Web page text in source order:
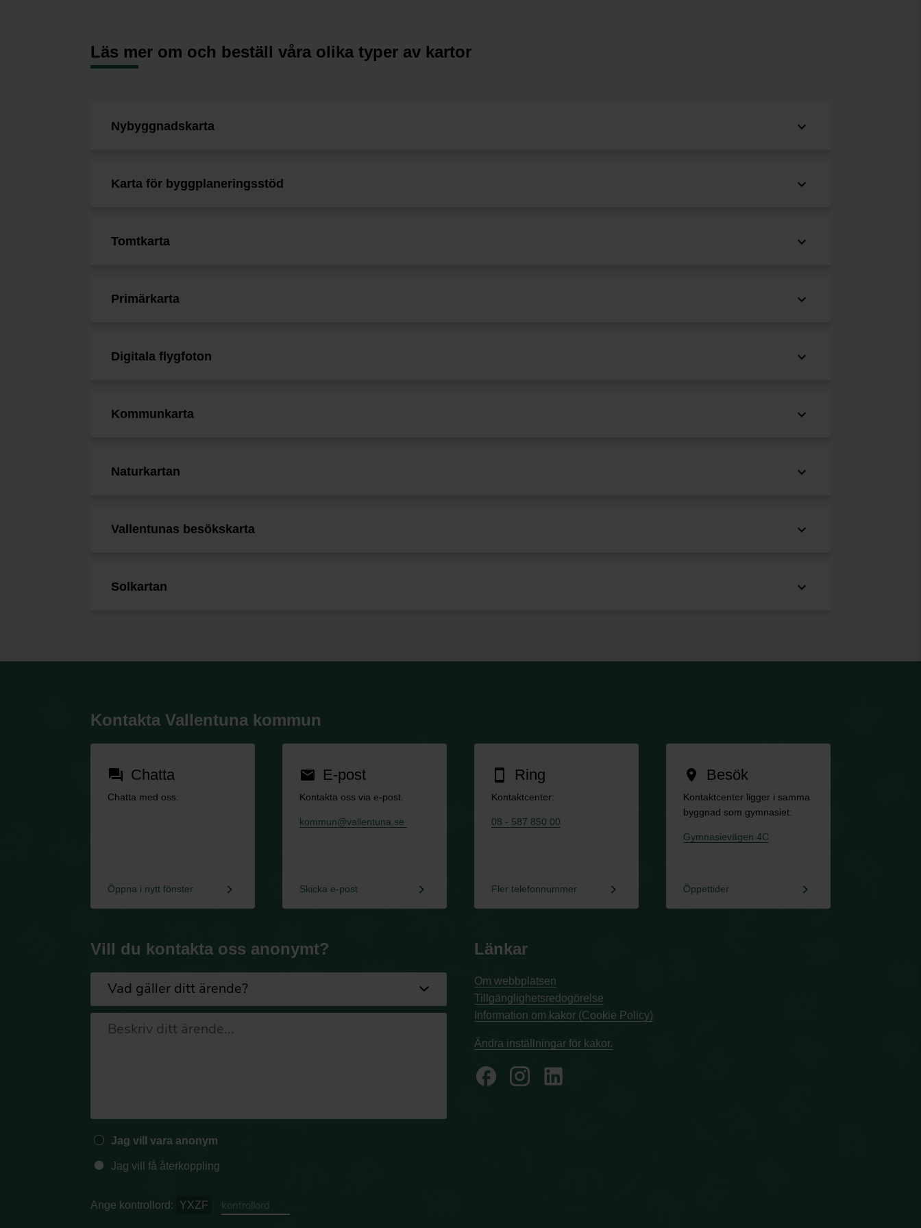
Läs mer om och beställ våra olika typer av kartor
Nybyggnadskarta
Karta för byggplaneringsstöd
Tomtkarta
Primärkarta
Digitala flygfoton
Kommunkarta
Naturkartan
Vallentunas besökskarta
Solkartan
Kontakta Vallentuna kommun
forum Chatta
Chatta med oss.
Öppna i nytt fönster keyboard_arrow_right
email E-post
Kontakta oss via e-post.
kommun@vallentuna.se
Skicka e-post keyboard_arrow_right
smartphone Ring
Kontaktcenter:
08 - 587 850 00
Fler telefonnummer keyboard_arrow_right
location_on Besök
Kontaktcenter ligger i samma
byggnad som gymnasiet:
Gymnasievägen 4C
Öppettider keyboard_arrow_right
Vill du kontakta oss anonymt?
Jag vill vara anonym
Jag vill få återkoppling
Ange kontrollord: YXZF
Länkar
Om webbplatsen
Tillgänglighetsredogörelse
Information om kakor (Cookie Policy)
Ändra inställningar för kakor.
facebook